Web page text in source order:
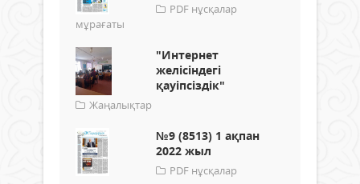
PDF нұсқалар
мұрағаты
"Интернет
желісіндегі
қауіпсіздік"
Жаңалықтар
№9 (8513) 1 ақпан
2022 жыл
PDF нұсқалар